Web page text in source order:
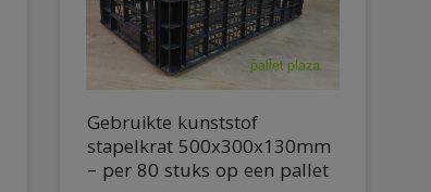
Gebruikte kunststof
stapelkrat 500x300x130mm
– per 80 stuks op een pallet